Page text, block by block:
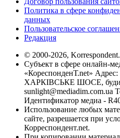
Политика в сфере
данных
Пользовательское
Редакция
© 2000-2026,
Субъект в сфере онлайн-
«КореспонденТ.net» Адрес:
ХАРКІВСЬКЕ ШОСЕ,
sunlight@mediadim.com.ua
Идентификатор медиа -
Использование любых
сайте, разрешается при
Корреспондент.net.